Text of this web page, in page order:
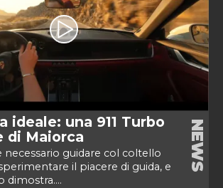
ideale: una 911 Turbo
di Maiorca
necessario guidare col coltello
il piacere di guida, e
dimostra....
NEWS